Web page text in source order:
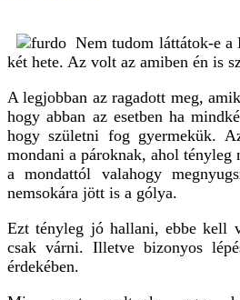
Nem tudom láttátok-e a
két hete. Az volt az amiben én is
A legjobban az ragadott meg,
hogy abban az esetben ha
hogy születni fog gyermekük.
mondani a pároknak, ahol tényleg
a mondattól valahogy
nemsokára jött is a gólya.
Ezt tényleg jó hallani, ebbe kell
csak várni. Illetve bizonyos
érdekében.